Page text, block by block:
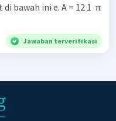
e. A = 12 1 ​ π
Jawaban terverifikasi